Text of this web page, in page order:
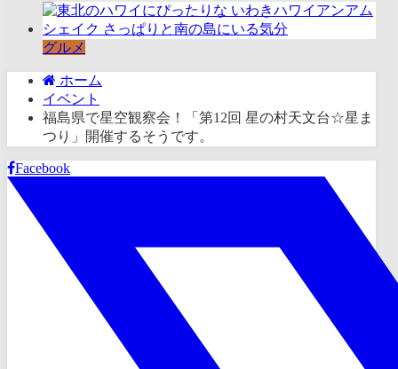
グルメ
ホーム
イベント
福島県で星空観察会！「第12回 星の村天文台☆星ま
つり」開催するそうです。
Facebook